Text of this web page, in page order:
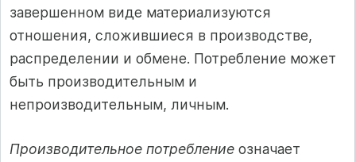
завершенном виде материализуются
отношения, сложившиеся в производстве,
распределении и обмене. Потребление может
быть производительным и
непроизводительным, личным.
Производительное потребление означает